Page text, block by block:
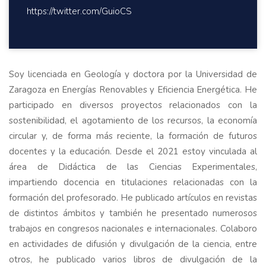
https://twitter.com/GuioCS
Soy licenciada en Geología y doctora por la Universidad de
Zaragoza en Energías Renovables y Eficiencia Energética. He
participado en diversos proyectos relacionados con la
sostenibilidad, el agotamiento de los recursos, la economía
circular y, de forma más reciente, la formación de futuros
docentes y la educación. Desde el 2021 estoy vinculada al
área de Didáctica de las Ciencias Experimentales,
impartiendo docencia en titulaciones relacionadas con la
formación del profesorado. He publicado artículos en revistas
de distintos ámbitos y también he presentado numerosos
trabajos en congresos nacionales e internacionales. Colaboro
en actividades de difusión y divulgación de la ciencia, entre
otros, he publicado varios libros de divulgación de la